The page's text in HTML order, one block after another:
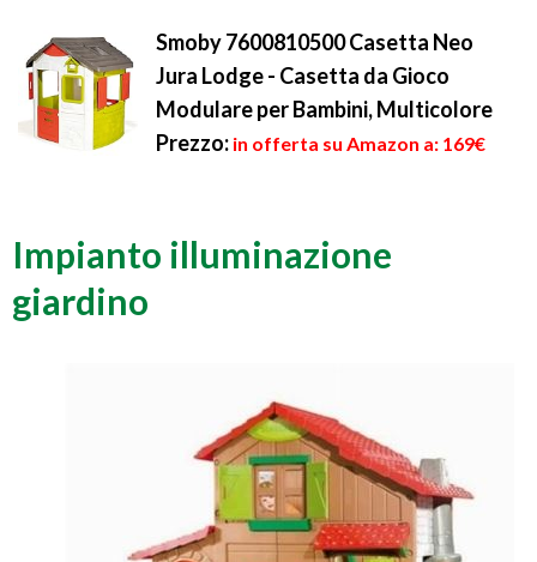
Smoby 7600810500 Casetta Neo
Jura Lodge - Casetta da Gioco
Modulare per Bambini, Multicolore
Prezzo: in offerta su Amazon a: 169€
Impianto illuminazione
giardino